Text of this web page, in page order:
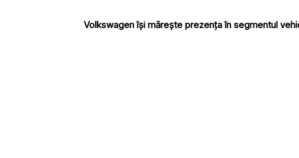
Volkswagen își mărește prezența în segmentul